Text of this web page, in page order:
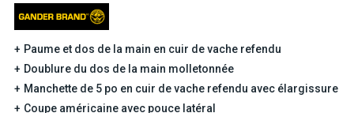
Paume et dos de la main en cuir de vache refendu
Doublure du dos de la main molletonnée
Manchette de 5 po en cuir de vache refendu avec élargissure
Coupe américaine avec pouce latéral